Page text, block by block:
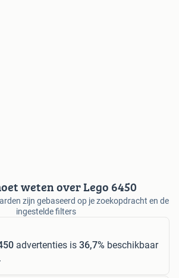
weten over Lego 6450
zijn gebaseerd op je zoekopdracht en de
ingestelde filters
advertenties is 36,7% beschikbaar